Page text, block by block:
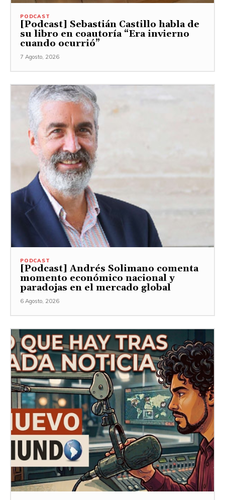
PODCAST
[Podcast] Sebastián Castillo habla de
su libro en coautoría “Era invierno
cuando ocurrió”
7 Agosto, 2026
PODCAST
[Podcast] Andrés Solimano comenta
momento económico nacional y
paradojas en el mercado global
6 Agosto, 2026